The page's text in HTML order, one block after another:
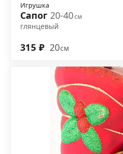
Игрушка
Сапог 20-40см
глянцевый
315 ₽ 20см